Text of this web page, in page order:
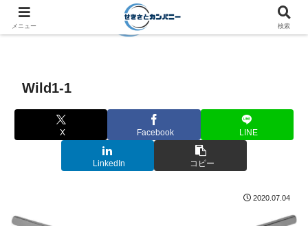
Wild1-1
X Facebook LINE
LinkedIn コピー
2020.07.04
メニュー 検索